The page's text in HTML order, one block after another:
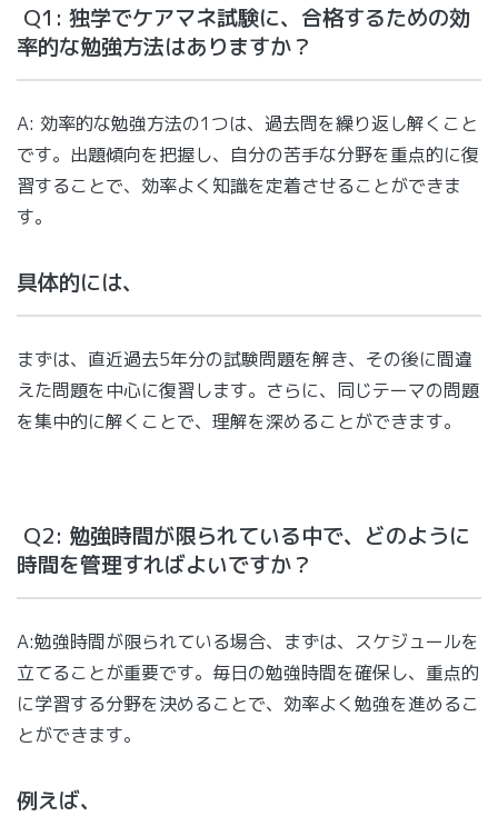
Q1: 独学でケアマネ試験に、合格するための効
率的な勉強方法はありますか？
A: 効率的な勉強方法の1つは、過去問を繰り返し解くこと
です。出題傾向を把握し、自分の苦手な分野を重点的に復
習することで、効率よく知識を定着させることができま
す。
具体的には、
まずは、直近過去5年分の試験問題を解き、その後に間違
えた問題を中心に復習します。さらに、同じテーマの問題
を集中的に解くことで、理解を深めることができます。
Q2: 勉強時間が限られている中で、どのように
時間を管理すればよいですか？
A:勉強時間が限られている場合、まずは、スケジュールを
立てることが重要です。毎日の勉強時間を確保し、重点的
に学習する分野を決めることで、効率よく勉強を進めるこ
とができます。
例えば、